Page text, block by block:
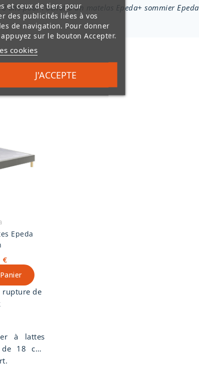
ans pour l'achat d'un matelas Epeda+ sommier Epeda
aussi
Epeda
€
rupture de
à lattes
18 cm,
multiplis,
et ceux de tiers pour
des publicités liées à vos
de navigation. Pour donner
sur le bouton Accepter.
cookies
J'ACCEPTE